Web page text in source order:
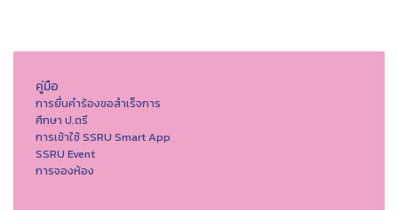
คู่มือ
การยื่นคำร้องขอสำเร็จการ
ศึกษา ป.ตรี
การเข้าใช้ SSRU Smart App
SSRU Event
การจองห้อง